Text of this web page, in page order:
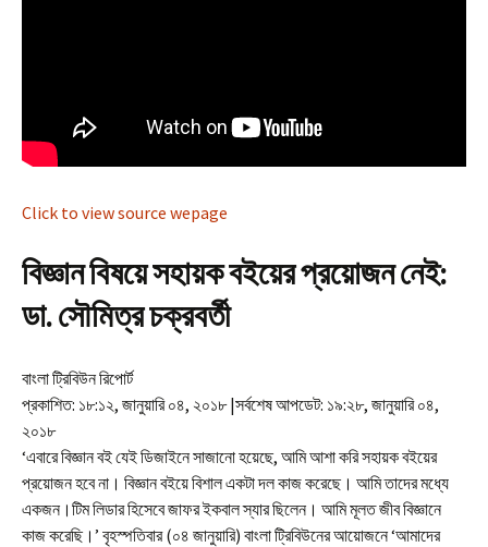
Click to view source wepage
বিজ্ঞান বিষয়ে সহায়ক বইয়ের প্রয়োজন নেই:
ডা. সৌমিত্র চক্রবর্তী
বাংলা ট্রিবিউন রিপোর্ট
প্রকাশিত: ১৮:১২, জানুয়ারি ০৪, ২০১৮|সর্বশেষ আপডেট: ১৯:২৮, জানুয়ারি ০৪,
২০১৮
‘এবারে বিজ্ঞান বই যেই ডিজাইনে সাজানো হয়েছে, আমি আশা করি সহায়ক বইয়ের
প্রয়োজন হবে না। বিজ্ঞান বইয়ে বিশাল একটা দল কাজ করেছে। আমি তাদের মধ্যে
একজন।টিম লিডার হিসেবে জাফর ইকবাল স্যার ছিলেন। আমি মূলত জীব বিজ্ঞানে
কাজ করেছি।’ বৃহস্পতিবার (০৪ জানুয়ারি) বাংলা ট্রিবিউনের আয়োজনে ‘আমাদের